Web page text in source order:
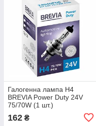
Галогенна лампа H4
BREVIA Power Duty 24V
75/70W (1 шт.)
162 ₴